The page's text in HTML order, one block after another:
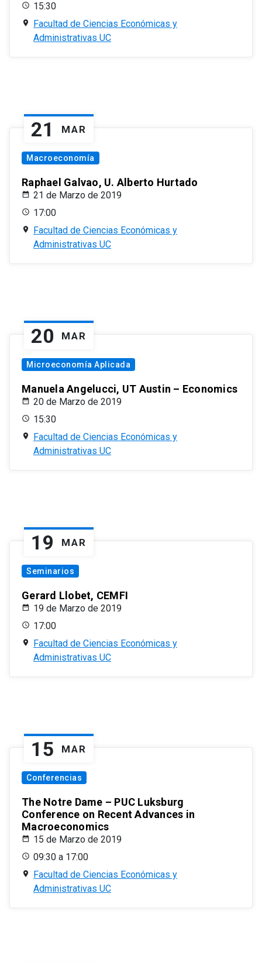
15:30
Facultad de Ciencias Económicas y
Administrativas UC
21 MAR
Macroeconomía
Raphael Galvao, U. Alberto Hurtado
21 de Marzo de 2019
17:00
Facultad de Ciencias Económicas y
Administrativas UC
20 MAR
Microeconomía Aplicada
Manuela Angelucci, UT Austin – Economics
20 de Marzo de 2019
15:30
Facultad de Ciencias Económicas y
Administrativas UC
19 MAR
Seminarios
Gerard Llobet, CEMFI
19 de Marzo de 2019
17:00
Facultad de Ciencias Económicas y
Administrativas UC
15 MAR
Conferencias
The Notre Dame – PUC Luksburg
Conference on Recent Advances in
Macroeconomics
15 de Marzo de 2019
09:30 a 17:00
Facultad de Ciencias Económicas y
Administrativas UC